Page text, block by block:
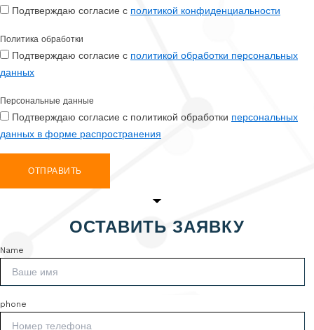
Подтверждаю согласие с политикой конфиденциальности
Политика обработки
Подтверждаю согласие с политикой обработки персональных
данных
Персональные данные
Подтверждаю согласие с политикой обработки персональных
данных в форме распространения
ОТПРАВИТЬ
ОСТАВИТЬ ЗАЯВКУ
Name
phone